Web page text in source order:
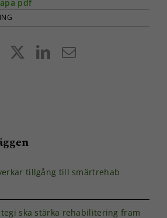
pdf
FacebookLinkedIn
E-
tillgång till smärtrehab
ska stärka rehabilitering fram